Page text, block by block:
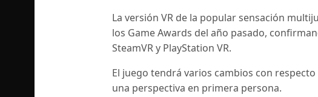
La versión VR de la popular sensación
los Game Awards del año pasado,
SteamVR y PlayStation VR.
El juego tendrá varios cambios con
una perspectiva en primera persona.